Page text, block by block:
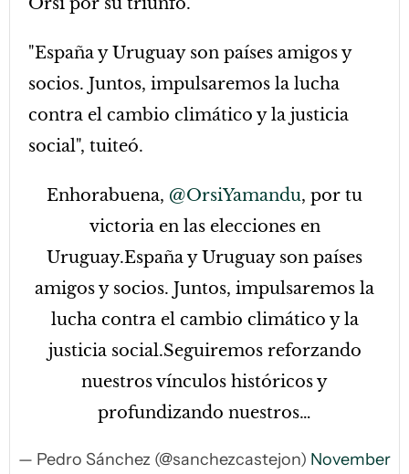
"España y Uruguay son países amigos y
socios. Juntos, impulsaremos la lucha
contra el cambio climático y la justicia
social", tuiteó.
Enhorabuena, @OrsiYamandu, por tu
victoria en las elecciones en
Uruguay.España y Uruguay son países
amigos y socios. Juntos, impulsaremos la
lucha contra el cambio climático y la
justicia social.Seguiremos reforzando
nuestros vínculos históricos y
profundizando nuestros…
— Pedro Sánchez (@sanchezcastejon) November